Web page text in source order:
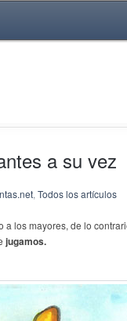
a su vez
, Todos los artículos
los mayores, de lo
jugamos.